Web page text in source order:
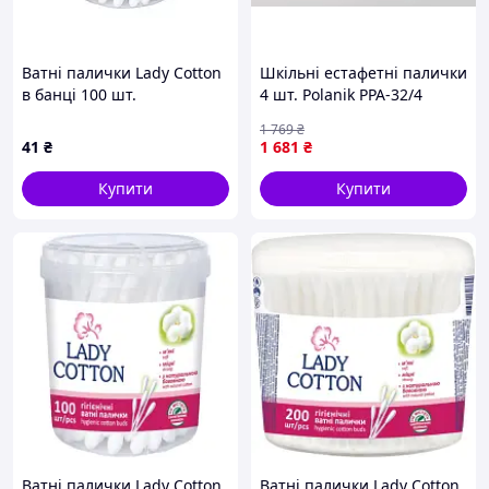
Ватні палички Lady Cotton
в банці 100 шт.
41 ₴
Купити
Шкільні естафетні палички
4 шт. Polanik PPA-32/4
1 681 ₴
1 769₴
Купити